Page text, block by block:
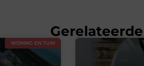
WONING EN TUIN